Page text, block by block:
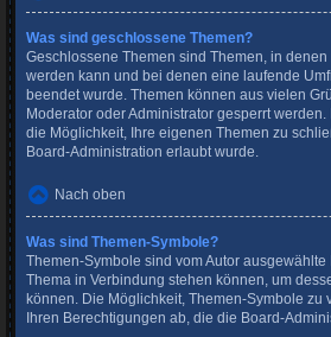
Was sind geschlossene Themen?
Geschlossene Themen sind Themen, in
werden kann und bei denen eine laufende
beendet wurde. Themen können aus vielen
Moderator oder Administrator gesperrt
die Möglichkeit, Ihre eigenen Themen zu
Board-Administration erlaubt wurde.
Nach oben
Was sind Themen-Symbole?
Themen-Symbole sind vom Autor
Thema in Verbindung stehen können, um
können. Die Möglichkeit, Themen-Symbole zu
Ihren Berechtigungen ab, die die Board-